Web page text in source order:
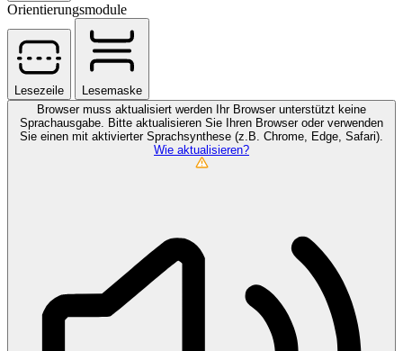
Orientierungsmodule
Lesezeile
Lesemaske
Browser muss aktualisiert werden Ihr Browser unterstützt keine
Sprachausgabe. Bitte aktualisieren Sie Ihren Browser oder verwenden
Sie einen mit aktivierter Sprachsynthese (z.B. Chrome, Edge, Safari).
Wie aktualisieren?